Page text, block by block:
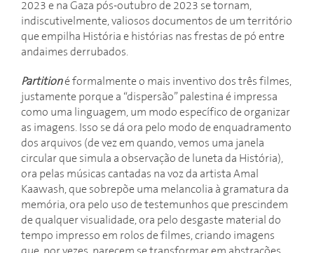
2023 e na Gaza pós-outubro de 2023 se tornam,
indiscutivelmente, valiosos documentos de um território
que empilha História e histórias nas frestas de pó entre
andaimes derrubados.
Partitioné formalmente o mais inventivo dos três filmes,
justamente porque a “dispersão” palestina é impressa
como uma linguagem, um modo específico de organizar
as imagens. Isso se dá ora pelo modo de enquadramento
dos arquivos (de vez em quando, vemos uma janela
circular que simula a observação de luneta da História),
ora pelas músicas cantadas na voz da artista Amal
Kaawash, que sobrepõe uma melancolia à gramatura da
memória, ora pelo uso de testemunhos que prescindem
de qualquer visualidade, ora pelo desgaste material do
tempo impresso em rolos de filmes, criando imagens